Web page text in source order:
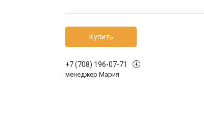
Купить
+7 (708) 196-07-71
менеджер Мария